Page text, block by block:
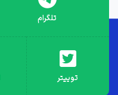
تلگرام
توییتر